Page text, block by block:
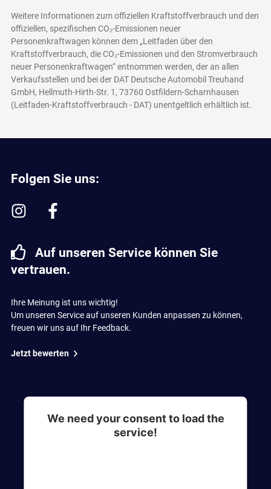
Weitere Informationen zum offiziellen Kraftstoffverbrauch und den
offiziellen, spezifischen CO₂-Emissionen neuer
Personenkraftwagen können dem „Leitfaden über den
Kraftstoffverbrauch, die CO₂-Emissionen und den Stromverbrauch
neuer Personenkraftwagen“ entnommen werden, der an allen
Verkaufsstellen und bei der DAT Deutsche Automobil Treuhand
GmbH, Hellmuth-Hirth-Str. 1, 73760 Ostfildern-Scharnhausen
(Leitfaden-Kraftstoffverbrauch - DAT) unentgeltlich erhältlich ist.
Folgen Sie uns:
Auf unseren Service können Sie
vertrauen.
Ihre Meinung ist uns wichtig!
Um unseren Service auf unseren Kunden anpassen zu können,
freuen wir uns auf Ihr Feedback.
Jetzt bewerten
We need your consent to load the
service!